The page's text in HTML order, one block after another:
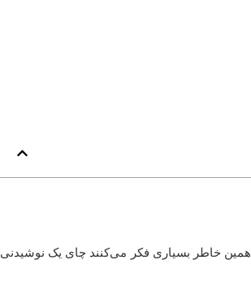
خاطر بسیاری فکر می‌کنند چای یک نوشیدنی